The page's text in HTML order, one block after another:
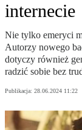
internecie
Nie tylko emeryci
Autorzy nowego
dotyczy również
radzić sobie bez
Publikacja: 28.06.2024 11:22